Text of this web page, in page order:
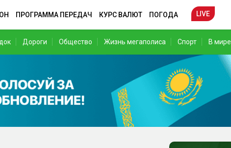
ПРОГРАММА ПЕРЕДАЧ КУРС ВАЛЮТ ПОГОДА LIVE
Дороги Общество Жизнь мегаполиса Спорт В мире